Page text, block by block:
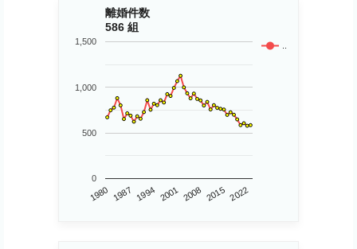
離婚件数
586 組
..
1980 1987 1994 2001 2008 2015 2022
0
500
1,000
1,500